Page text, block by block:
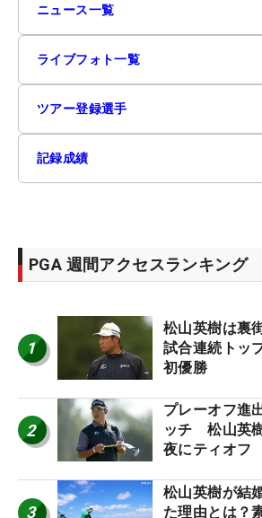
ニュース一覧
ライブフォト一覧
ツアー登録選手
記録成績
PGA 週間アクセスランキング
1
松山英樹は裏
試合連続トッ
初優勝
2
プレーオフ進
ッチ 松山英
夜にティオフ
3
松山英樹が結
た理由とは？